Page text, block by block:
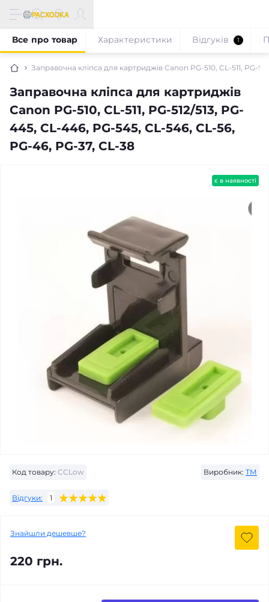
Заправочна кліпса для картриджів Canon PG-510, CL-511, PG-
Заправочна кліпса для картриджів
Canon PG-510, CL-511, PG-512/513, PG-
445, CL-446, PG-545, CL-546, CL-56,
PG-46, PG-37, CL-38
Все про товар Характеристики Відгуків 1
є в наявності
Код товару: CCLow Виробник: ТМ
Відгуки: 1
Знайшли дешевше?
220 грн.